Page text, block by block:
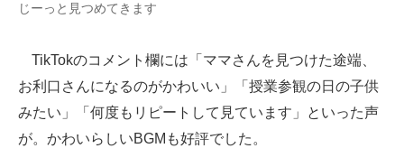
じーっと見つめてきます
TikTokのコメント欄には「ママさんを見つけた途端、
お利口さんになるのがかわいい」「授業参観の日の子供
みたい」「何度もリピートして見ています」といった声
が。かわいらしいBGMも好評でした。